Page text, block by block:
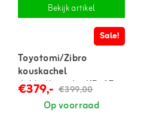
Bekijk artikel
Sale!
Toyotomi/Zibro
kouskachel
dubbelbrander KR-47
(tot 180 m³)
€379,- €399,00
Op voorraad